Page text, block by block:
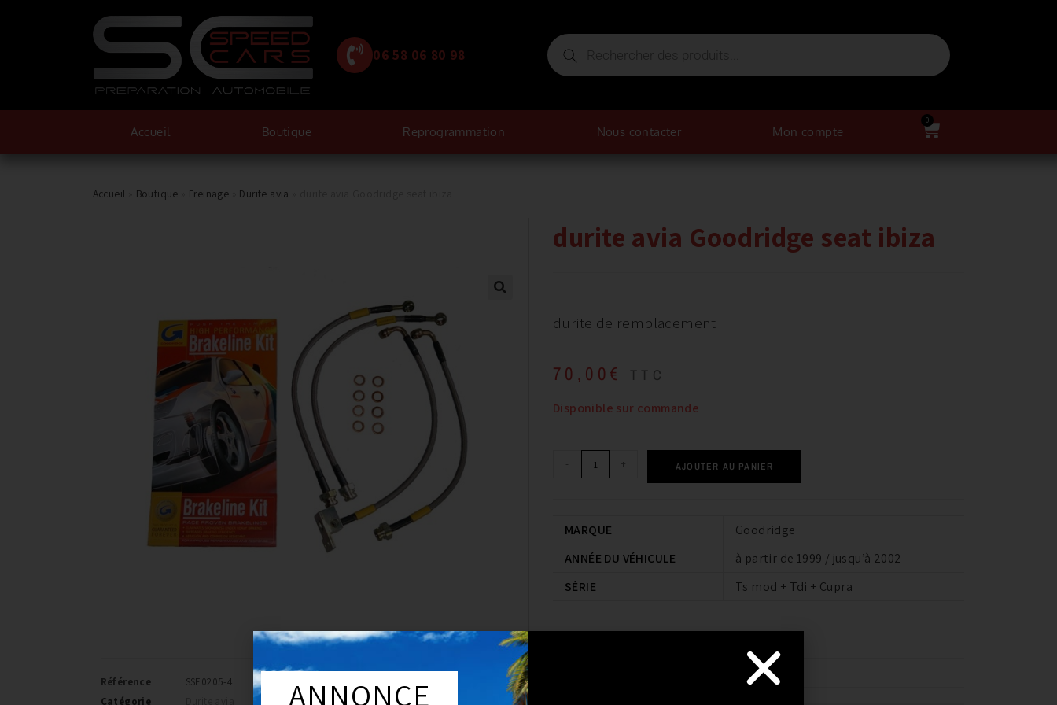
06 58 06 80 98
Accueil Boutique Reprogrammation Nous contacter Mon compte
0
Accueil Boutique Freinage Durite avia
durite avia Goodridge seat ibiza
durite de remplacement
70,00 € TTC
Disponible sur commande
- + AJOUTER AU PANIER
MARQUE
Goodridge
ANNÉE DU VÉHICULE
à partir de 1999 / jusqu’à 2002
SÉRIE
Ts mod + Tdi + Cupra
Référence
SSE0205-4
Catégorie
COMPATIBILITÉ
ANNONCE